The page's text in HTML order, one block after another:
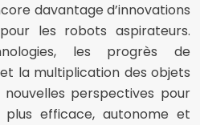
davantage d’innovations
les robots aspirateurs.
les progrès de
la multiplication des objets
perspectives pour
efficace, autonome et